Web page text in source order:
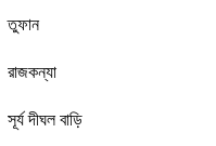
তুফান
রাজকন্যা
সূর্য দীঘল বাড়ি